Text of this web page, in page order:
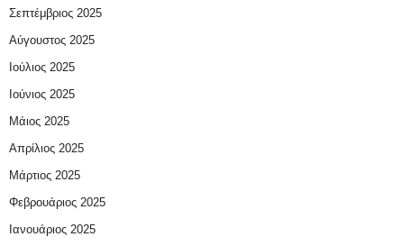
Σεπτέμβριος 2025
Αύγουστος 2025
Ιούλιος 2025
Ιούνιος 2025
Μάιος 2025
Απρίλιος 2025
Μάρτιος 2025
Φεβρουάριος 2025
Ιανουάριος 2025